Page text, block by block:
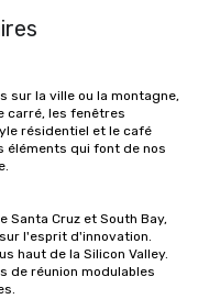
sur la ville ou la montagne,
carré, les fenêtres
résidentiel et le café
éléments qui font de nos
Santa Cruz et South Bay,
l'esprit d'innovation.
haut de la Silicon Valley.
de réunion modulables